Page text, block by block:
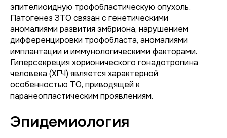
эпителиоидную трофобластическую опухоль.
Патогенез ЗТО связан с генетическими
аномалиями развития эмбриона, нарушением
дифференцировки трофобласта, аномалиями
имплантации и иммунологическими факторами.
Гиперсекреция хорионического гонадотропина
человека (ХГЧ) является характерной
особенностью ТО, приводящей к
паранеопластическим проявлениям.
Эпидемиология